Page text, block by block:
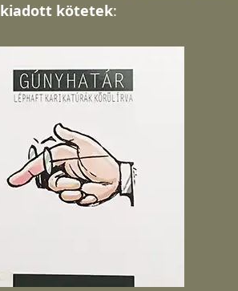
kiadott kötetek: